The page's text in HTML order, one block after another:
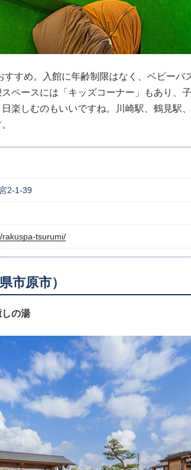
すめ。入館に年齢制限はなく、ベビーバ
ペースには「キッズコーナー」もあり、
楽しむのもいいですね。川崎駅、鶴見駅
2-1-39
tsurumi/
市原市）
の湯